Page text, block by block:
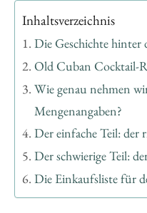
Inhaltsverzeichnis
Die Geschichte
Old Cuban Cocktail-
Wie genau nehmen
Mengenangaben?
Der einfache Teil: der
Der schwierige Teil:
Die Einkaufsliste für